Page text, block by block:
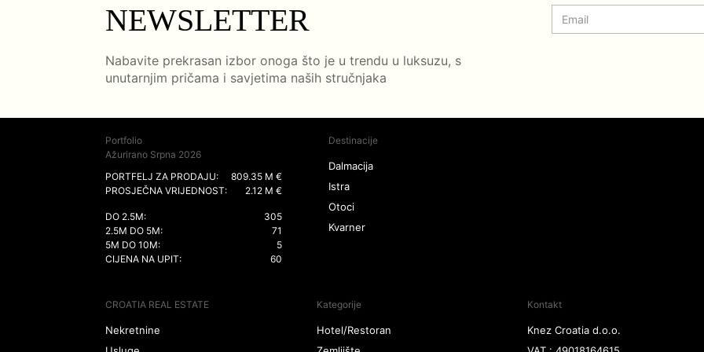
NEWSLETTER
Nabavite prekrasan izbor onoga što je u trendu u luksuzu, s
unutarnjim pričama i savjetima naših stručnjaka
Portfolio
Ažurirano Srpna 2026
PORTFELJ ZA PRODAJU:
809.35 M €
PROSJEČNA VRIJEDNOST:
2.12 M €
DO 2.5M:
305
2.5M DO 5M:
71
5M DO 10M:
5
CIJENA NA UPIT:
60
Destinacije
Dalmacija
Istra
Otoci
Kvarner
CROATIA REAL ESTATE
Nekretnine
Kategorije
Hotel/Restoran
Kontakt
Knez Croatia d.o.o.